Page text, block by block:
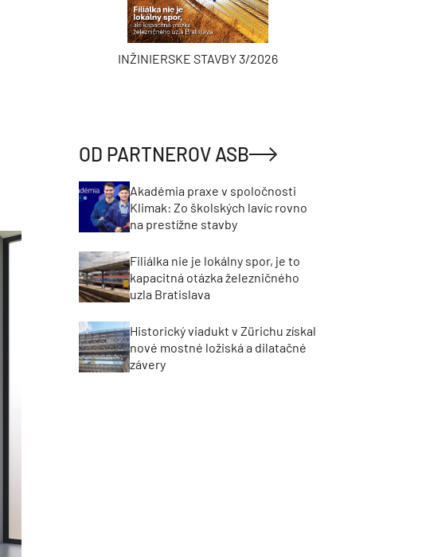
INŽINIERSKE STAVBY 3/2026
OD PARTNEROV ASB
Akadémia praxe v spoločnosti
Klimak: Zo školských lavíc rovno
na prestížne stavby
Filiálka nie je lokálny spor, je to
kapacitná otázka železničného
uzla Bratislava
Historický viadukt v Zürichu získal
nové mostné ložiská a dilatačné
závery